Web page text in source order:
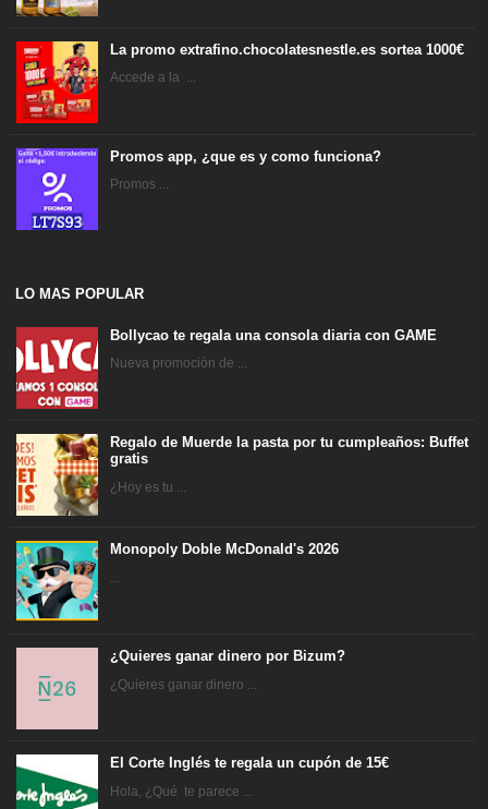
La promo extrafino.chocolatesnestle.es sortea 1000€
Accede a la ...
Promos app, ¿que es y como funciona?
Promos ...
LO MAS POPULAR
Bollycao te regala una consola diaria con GAME
Nueva promoción de ...
Regalo de Muerde la pasta por tu cumpleaños: Buffet
gratis
¿Hoy es tu ...
Monopoly Doble McDonald's 2026
¿Quieres ganar dinero por Bizum?
¿Quieres ganar dinero ...
El Corte Inglés te regala un cupón de 15€
Hola, ¿Qué te parece ...